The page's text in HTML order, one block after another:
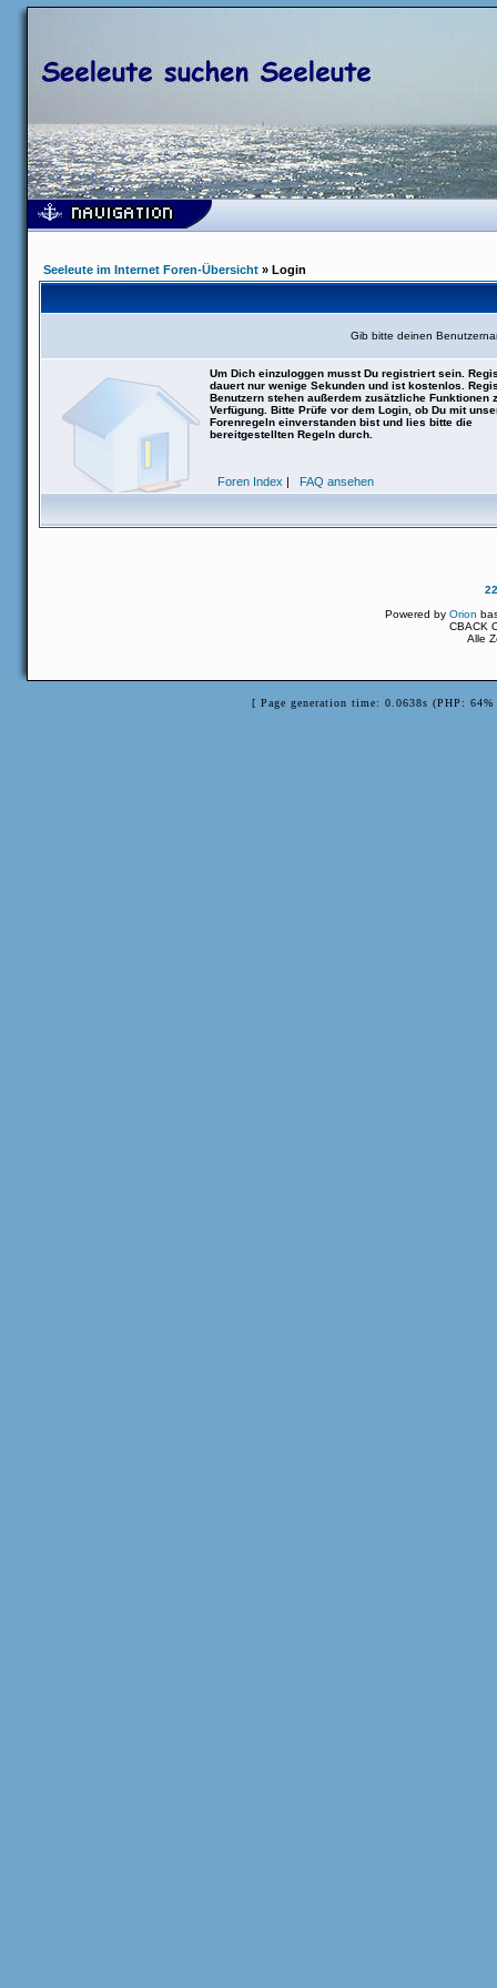
Seeleute im Internet Foren-Übersicht » Login
Gib bitte deinen
Um Dich einzuloggen musst Du registriert sein.
dauert nur wenige Sekunden und ist kostenlos.
Benutzern stehen außerdem zusätzliche Funktionen
Verfügung. Bitte Prüfe vor dem Login, ob Du mit
Forenregeln einverstanden bist und lies bitte die
bereitgestellten Regeln durch.
Foren Index | FAQ ansehen
Powered byOrion
CBACK
Alle
[ Page generation time: 0.0638s (PHP: